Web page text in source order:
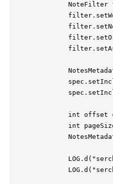
NoteFilter
int offset
int